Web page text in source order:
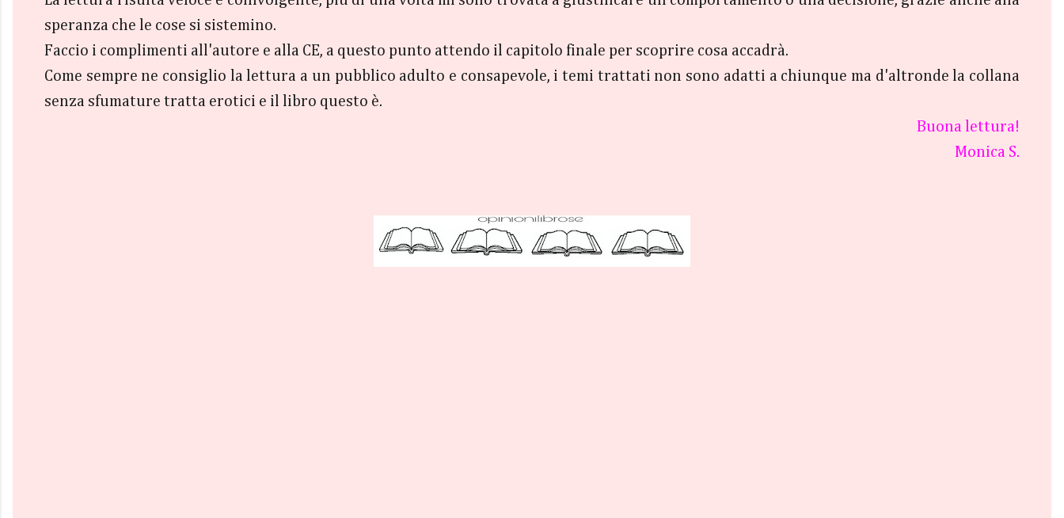
speranza che le cose si sistemino.
Faccio i complimenti all'autore e alla CE, a questo punto attendo il capitolo finale per scoprire cosa accadrà.
Come sempre ne consiglio la lettura a un pubblico adulto e consapevole, i temi trattati non sono adatti a chiunque ma d'altronde la collana
senza sfumature tratta erotici e il libro questo è.
Buona lettura!
Monica S.